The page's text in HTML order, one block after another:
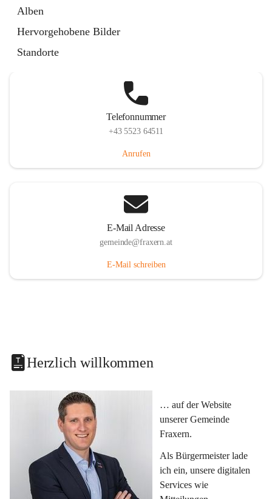
Alben
Hervorgehobene Bilder
Standorte
Telefonnummer
+43 5523 64511
Anrufen
E-Mail Adresse
gemeinde@fraxern.at
E-Mail schreiben
Herzlich willkommen
… auf der Website
unserer Gemeinde
Fraxern.
Als Bürgermeister lade
ich ein, unsere digitalen
Services wie